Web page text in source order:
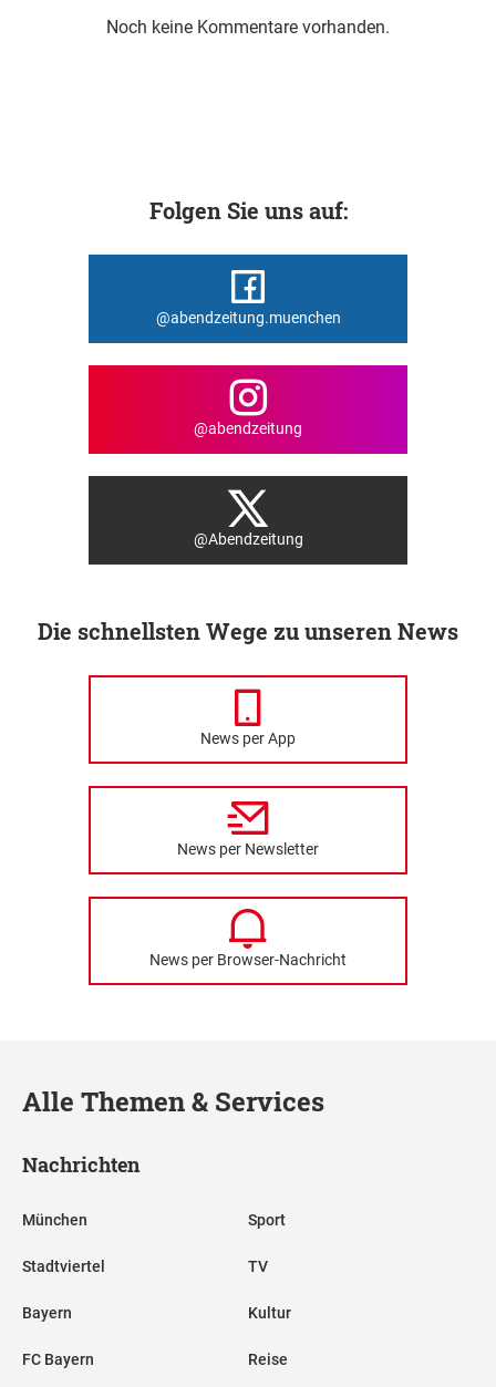
Noch keine Kommentare vorhanden.
Folgen Sie uns auf:
@abendzeitung.muenchen
@abendzeitung
@Abendzeitung
Die schnellsten Wege zu unseren News
News per App
News per Newsletter
News per Browser-Nachricht
Alle Themen & Services
Nachrichten
München
Stadtviertel
Bayern
FC Bayern
Sport
TV
Kultur
Reise